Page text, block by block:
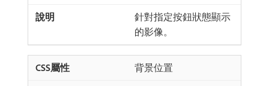
針對指定按鈕狀態顯示
的影像。
背景位置